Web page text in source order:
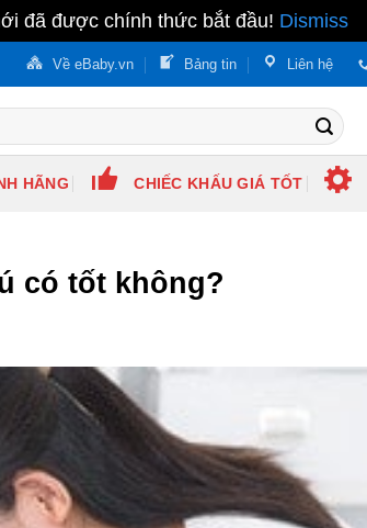
đã được chính thức bắt đầu! Dismiss
Về eBaby.vn Bảng tin Liên hệ
HÃNG CHIẾC KHẤU GIÁ TỐT
có tốt không?